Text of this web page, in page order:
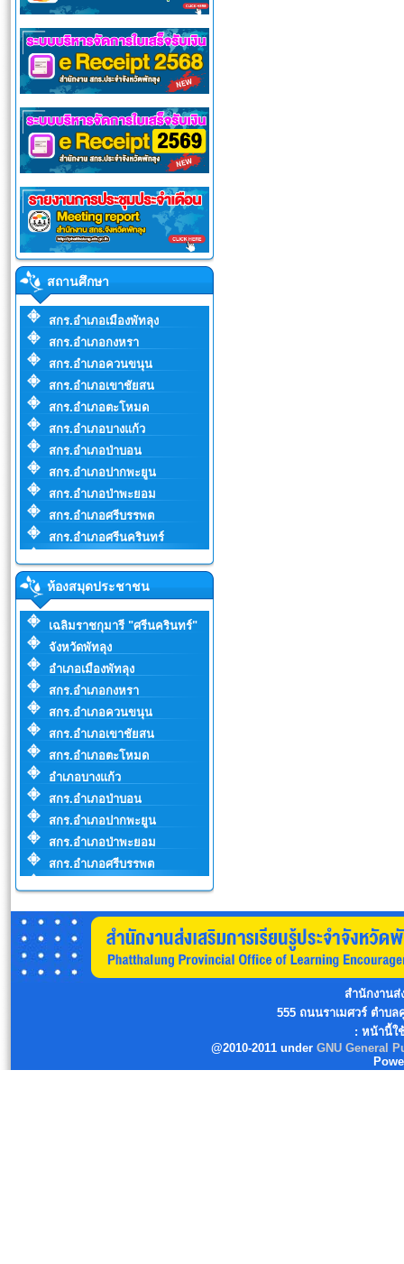
สถานศึกษา
สกร.อำเภอเมืองพัทลุง
สกร.อำเภอกงหรา
สกร.อำเภอควนขนุน
สกร.อำเภอเขาชัยสน
สกร.อำเภอตะโหมด
สกร.อำเภอบางแก้ว
สกร.อำเภอป่าบอน
สกร.อำเภอปากพะยูน
สกร.อำเภอป่าพะยอม
สกร.อำเภอศรีบรรพต
สกร.อำเภอศรีนครินทร์
ห้องสมุดประชาชน
เฉลิมราชกุมารี "ศรีนครินทร์"
จังหวัดพัทลุง
อำเภอเมืองพัทลุง
สกร.อำเภอกงหรา
สกร.อำเภอควนขนุน
สกร.อำเภอเขาชัยสน
สกร.อำเภอตะโหมด
อำเภอบางแก้ว
สกร.อำเภอป่าบอน
สกร.อำเภอปากพะยูน
สกร.อำเภอป่าพะยอม
สกร.อำเภอศรีบรรพต
สำนักงานส่
555 ถนนราเมศวร์ ตำบล
: หน้านี้ใ
@2010-2011 under GNU General